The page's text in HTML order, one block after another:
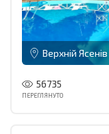
Верхній Ясенів
56735
ПЕРЕГЛЯНУТО